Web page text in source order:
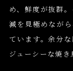
め、鮮度が抜群
減を見極めなが
ています。余分
ジューシーな焼き